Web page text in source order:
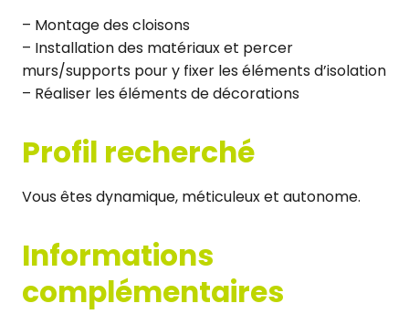
– Montage des cloisons
– Installation des matériaux et percer
murs/supports pour y fixer les éléments d’isolation
– Réaliser les éléments de décorations
Profil recherché
Vous êtes dynamique, méticuleux et autonome.
Informations
complémentaires